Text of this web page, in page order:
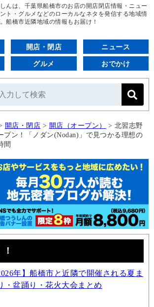
んは、千葉県船橋市のお店の開店閉店情報・ニュー
ト・グルメなどのローカルなネタを発信する地域情
船橋市近隣地域の情報もお届け！
開店・閉店 ニュース
グルメ おでかけ
開店・閉店 > 開店（オープン） > 北習志野
プン！「ノダン(Nodan)」で見つかる理想の
間
年】船橋市と近隣で開催される夏ま
・盆踊り・花火大会まとめ